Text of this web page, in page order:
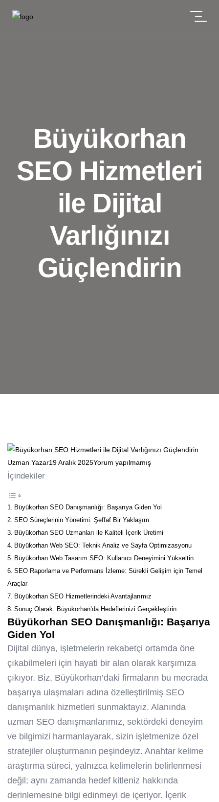
Büyükorhan
SEO Hizmetleri
ile Dijital
Varlığınızı
Güçlendirin
Uzman Yazar19 Aralık 2025Yorum yapılmamış
İçindekiler
Büyükorhan SEO Danışmanlığı: Başarıya Giden Yol
SEO Süreçlerinin Yönetimi: Şeffaf Bir Yaklaşım
Büyükorhan SEO Uzmanları ile Kaliteli İçerik Üretimi
Büyükorhan Web SEO: Teknik Analiz ve Sayfa Optimizasyonu
Büyükorhan Web Tasarım SEO: Kullanıcı Deneyimini Yükseltin
SEO Raporlama ve Performans İzleme: Sürekli Gelişim için Temel
Araçlar
Büyükorhan SEO Hizmetlerindeki Avantajlarımız
Sonuç Olarak: Büyükorhan’da Hedeflerinizi Gerçekleştirin
Büyükorhan SEO Danışmanlığı: Başarıya
Giden Yol
Dijital dünya, işletmelerin rekabetçi ortamda öne
çıkabilmeleri için hayati bir alan olarak karşımıza
çıkıyor. Biz, Büyükorhan’daki firmaların bu mecrada
başarıya ulaşmaları adına özelleştirilmiş SEO
danışmanlık hizmetleri sunmaktayız. Alanında
uzman SEO danışmanlarımız, sektördeki deneyim
ve bilgimizi harmanlayarak, sizin işletmenize özel
stratejiler oluşturmanın peşindeyiz. Anahtar kelime
araştırma süreci, yalnızca kelimelerin belirlenmesi
değil; aynı zamanda hedef kitleniz hakkında
derinlemesine bilgi edinmeyi de içeriyor. İçerik